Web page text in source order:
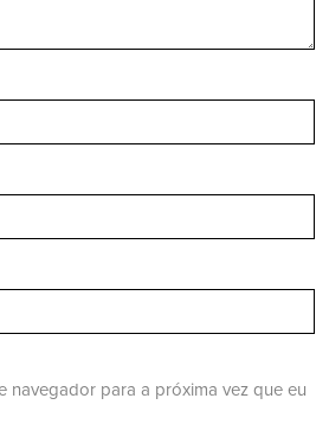
navegador para a próxima vez que eu